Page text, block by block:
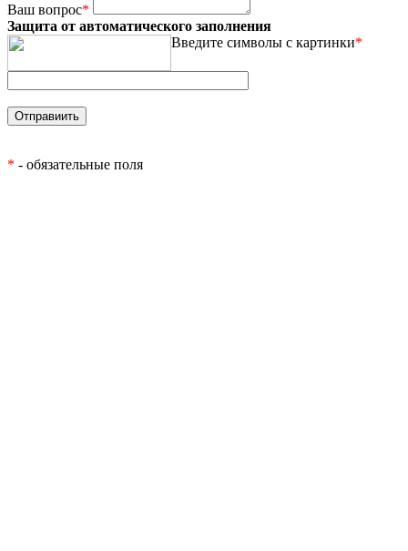
Ваш вопрос*
Защита от автоматического заполнения
Введите символы с картинки*
* - обязательные поля